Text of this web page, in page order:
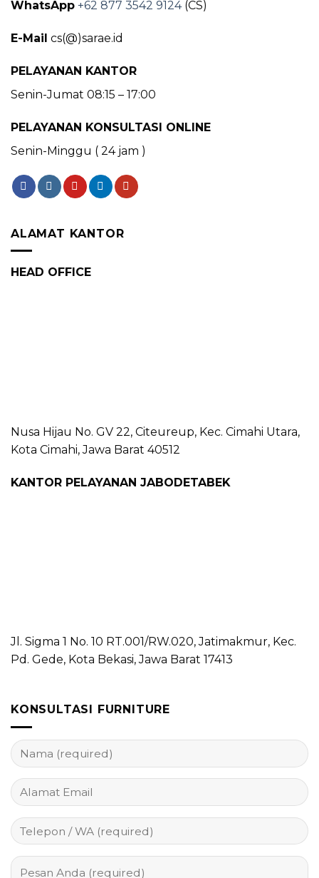
WhatsApp +62 877 3542 9124(CS)
E-Mail cs(@)sarae.id
PELAYANAN KANTOR
Senin-Jumat 08:15 – 17:00
PELAYANAN KONSULTASI ONLINE
Senin-Minggu ( 24 jam )
ALAMAT KANTOR
HEAD OFFICE
Nusa Hijau No. GV 22, Citeureup, Kec. Cimahi Utara,
Kota Cimahi, Jawa Barat 40512
KANTOR PELAYANAN JABODETABEK
Jl. Sigma 1 No. 10 RT.001/RW.020, Jatimakmur, Kec.
Pd. Gede, Kota Bekasi, Jawa Barat 17413
KONSULTASI FURNITURE